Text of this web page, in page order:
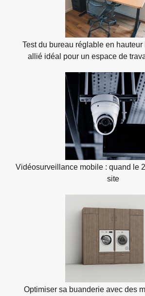
Test du bureau réglable en
allié idéal pour un espace de
Vidéosurveillance mobile : quand le
site
Optimiser sa buanderie avec des